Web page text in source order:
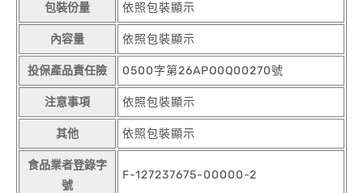
包裝份量 依照包裝顯示
內容量 依照包裝顯示
投保產品責任險 0500字第26APO0Q00270號
注意事項 依照包裝顯示
其他 依照包裝顯示
食品業者登錄字
號
F-127237675-00000-2